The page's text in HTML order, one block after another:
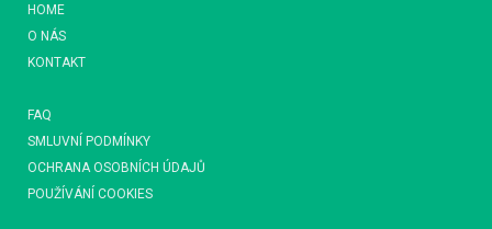
HOME
O NÁS
KONTAKT
FAQ
SMLUVNÍ PODMÍNKY
OCHRANA OSOBNÍCH ÚDAJŮ
POUŽÍVÁNÍ COOKIES